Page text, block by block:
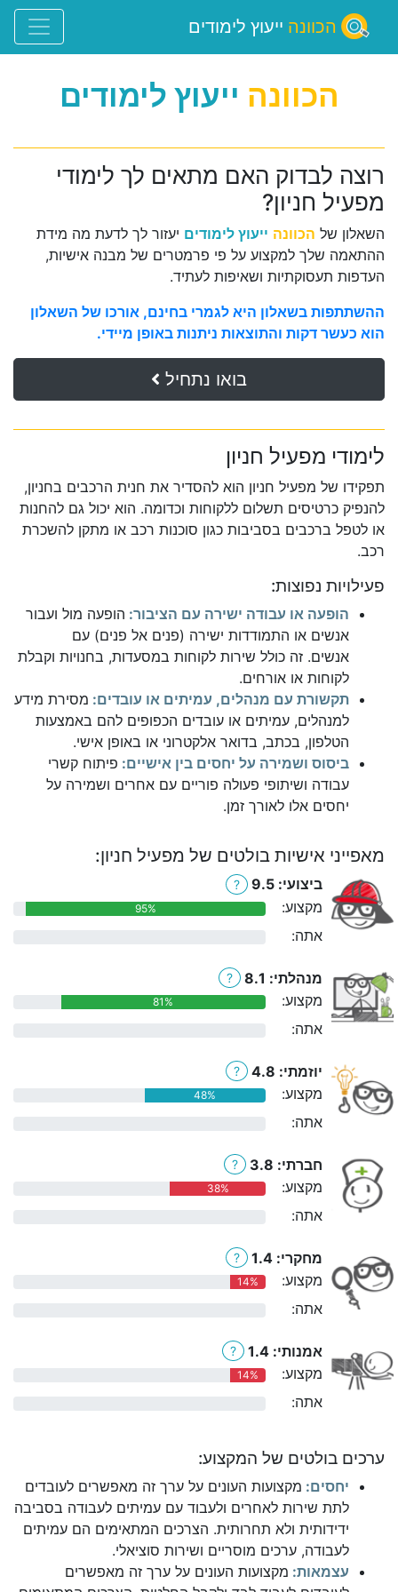
הכוונה ייעוץ לימודים
הכוונה ייעוץ לימודים
רוצה לבדוק האם מתאים לך לימודי
מפעיל חניון?
השאלון של הכוונה ייעוץ לימודים יעזור לך לדעת מה מידת
ההתאמה שלך למקצוע על פי פרמטרים של מבנה אישיות,
העדפות תעסוקתיות ושאיפות לעתיד.
ההשתתפות בשאלון היא לגמרי בחינם, אורכו של השאלון
הוא כעשר דקות והתוצאות ניתנות באופן מיידי.
בואו נתחיל
לימודי מפעיל חניון
תפקידו של מפעיל חניון הוא להסדיר את חנית הרכבים בחניון,
להנפיק כרטיסים תשלום ללקוחות וכדומה. הוא יכול גם להחנות
או לטפל ברכבים בסביבות כגון סוכנות רכב או מתקן להשכרת
רכב.
פעילויות נפוצות:
הופעה או עבודה ישירה עם הציבור: הופעה מול ועבור
אנשים או התמודדות ישירה (פנים אל פנים) עם
אנשים. זה כולל שירות לקוחות במסעדות, בחנויות וקבלת
לקוחות או אורחים.
תקשורת עם מנהלים, עמיתים או עובדים: מסירת מידע
למנהלים, עמיתים או עובדים הכפופים להם באמצעות
הטלפון, בכתב, בדואר אלקטרוני או באופן אישי.
ביסוס ושמירה על יחסים בין אישיים: פיתוח קשרי
עבודה ושיתופי פעולה פוריים עם אחרים ושמירה על
יחסים אלו לאורך זמן.
מאפייני אישיות בולטים של מפעיל חניון:
ביצועי: 9.5 ?
מקצוע: 95%
אתה:
מנהלתי: 8.1 ?
מקצוע: 81%
אתה:
יוזמתי: 4.8 ?
מקצוע: 48%
אתה:
חברתי: 3.8 ?
מקצוע: 38%
אתה:
מחקרי: 1.4 ?
מקצוע: 14%
אתה:
אמנותי: 1.4 ?
מקצוע: 14%
אתה:
ערכים בולטים של המקצוע:
יחסים: מקצועות העונים על ערך זה מאפשרים לעובדים
לתת שירות לאחרים ולעבוד עם עמיתים לעבודה בסביבה
ידידותית ולא תחרותית. הצרכים המתאימים הם עמיתים
לעבודה, ערכים מוסריים ושירות סוציאלי.
עצמאות: מקצועות העונים על ערך זה מאפשרים